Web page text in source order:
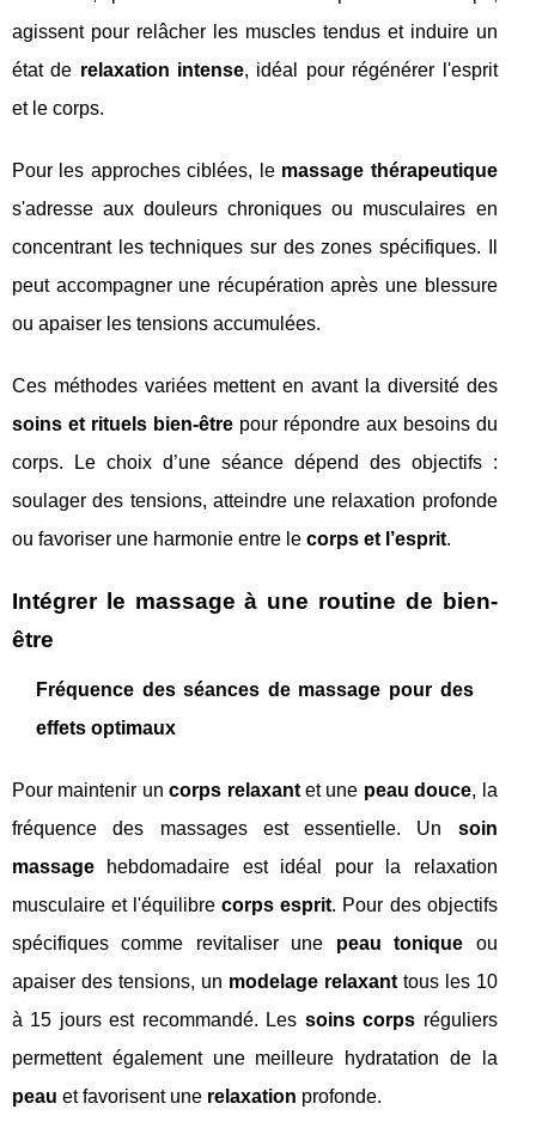
agissent pour relâcher les muscles tendus et induire un
état de relaxation intense, idéal pour régénérer l'esprit
et le corps.
Pour les approches ciblées, le massage thérapeutique
s'adresse aux douleurs chroniques ou musculaires en
concentrant les techniques sur des zones spécifiques. Il
peut accompagner une récupération après une blessure
ou apaiser les tensions accumulées.
Ces méthodes variées mettent en avant la diversité des
soins et rituels bien-êtrepour répondre aux besoins du
corps. Le choix d’une séance dépend des objectifs :
soulager des tensions, atteindre une relaxation profonde
ou favoriser une harmonie entre le corps et l’esprit.
Intégrer le massage à une routine de bien-
être
Fréquence des séances de massage pour des
effets optimaux
Pour maintenir uncorps relaxantet une peau douce, la
fréquence des massages est essentielle. Un soin
massage hebdomadaire est idéal pour la relaxation
musculaire et l'équilibrecorps esprit. Pour des objectifs
spécifiques comme revitaliser une peau tonique ou
apaiser des tensions, un modelage relaxanttous les 10
à 15 jours est recommandé. Les soins corps réguliers
permettent également une meilleure hydratation de la
peau et favorisent une relaxation profonde.